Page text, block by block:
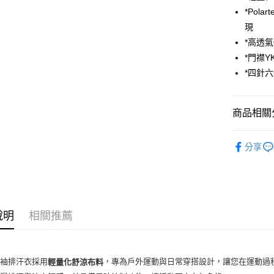
一般全家
每筆
全家超取
每筆
每筆
每筆
現
*高透
*門襟
*四針
商品相關
分享
明 相關推薦
排汗衣採用輕量化舒涼布料 ，專為戶外運動與日常穿搭設計，讓您在運動